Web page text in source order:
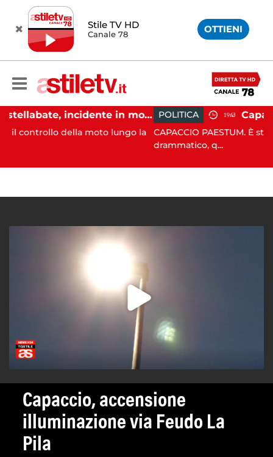
Stile TV HD
Canale 78 OTTIENI
Castellabate, incidente in moto: 27enne in ospedale
moto lungo la
POLITICA 19:43
CAPACCIO PAESTUM. È stato un
drammatico, q...
Capaccio, accensione
illuminazione via Feudo La
Pila